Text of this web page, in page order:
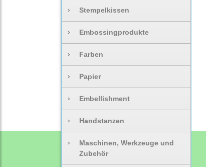
› Stempelkissen
› Embossingprodukte
› Farben
› Papier
› Embellishment
› Handstanzen
›
Maschinen, Werkzeuge und
Zubehör